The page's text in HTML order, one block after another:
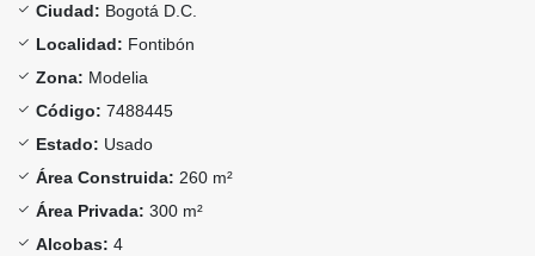
Ciudad: Bogotá D.C.
Localidad: Fontibón
Zona: Modelia
Código: 7488445
Estado: Usado
Área Construida: 260 m²
Área Privada: 300 m²
Alcobas: 4